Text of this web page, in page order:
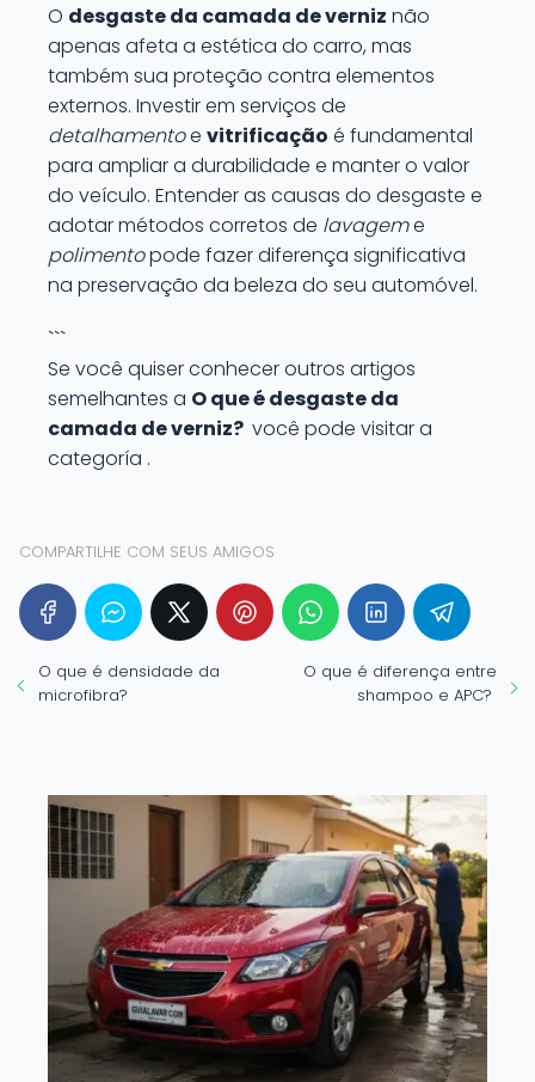
O desgaste da camada de verniz não
apenas afeta a estética do carro, mas
também sua proteção contra elementos
externos. Investir em serviços de
detalhamentoe vitrificação é fundamental
para ampliar a durabilidade e manter o valor
do veículo. Entender as causas do desgaste e
adotar métodos corretos de lavageme
polimentopode fazer diferença significativa
na preservação da beleza do seu automóvel.
```
Se você quiser conhecer outros artigos
semelhantes a O que é desgaste da
camada de verniz? você pode visitar a
categoría .
COMPARTILHE COM SEUS AMIGOS
O que é densidade da
microfibra?
O que é diferença entre
shampoo e APC?